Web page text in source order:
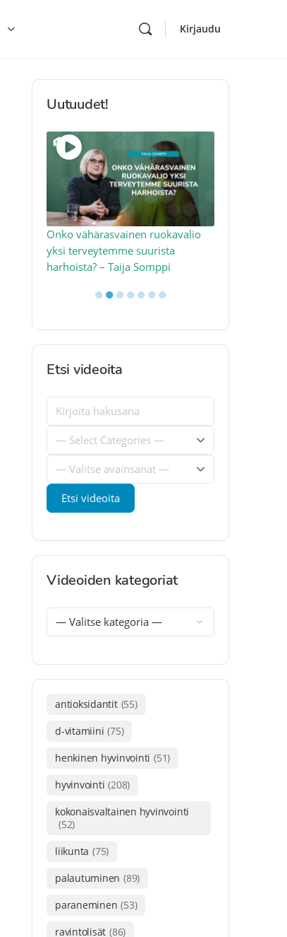
Kirjaudu
Uutuudet!
Onko vähärasvainen ruokavalio
yksi terveytemme suurista
harhoista? – Taija Somppi
●●●●●●●
Etsi videoita
Videoiden kategoriat
antioksidantit (55)
d-vitamiini (75)
henkinen hyvinvointi (51)
hyvinvointi (208)
kokonaisvaltainen hyvinvointi
(52)
liikunta (75)
palautuminen (89)
paraneminen (53)
ravintolisät (86)